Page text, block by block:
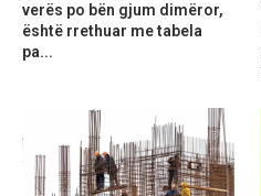
verës po bën gjum dimëror,
është rrethuar me tabela
pa...